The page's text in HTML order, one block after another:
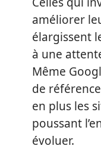
améliorer
élargissent
à une
Même
de
en plus les
poussant
évoluer.